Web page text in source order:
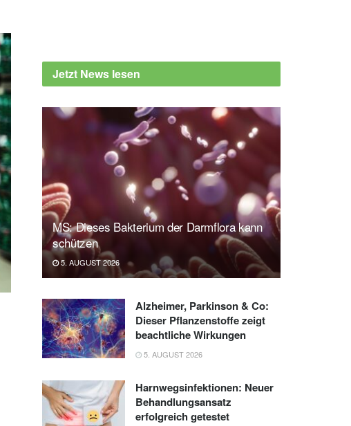
Jetzt News lesen
MS: Dieses Bakterium der Darmflora kann
schützen
5. AUGUST 2026
Alzheimer, Parkinson & Co:
Dieser Pflanzenstoffe zeigt
beachtliche Wirkungen
5. AUGUST 2026
Harnwegsinfektionen: Neuer
Behandlungsansatz
erfolgreich getestet